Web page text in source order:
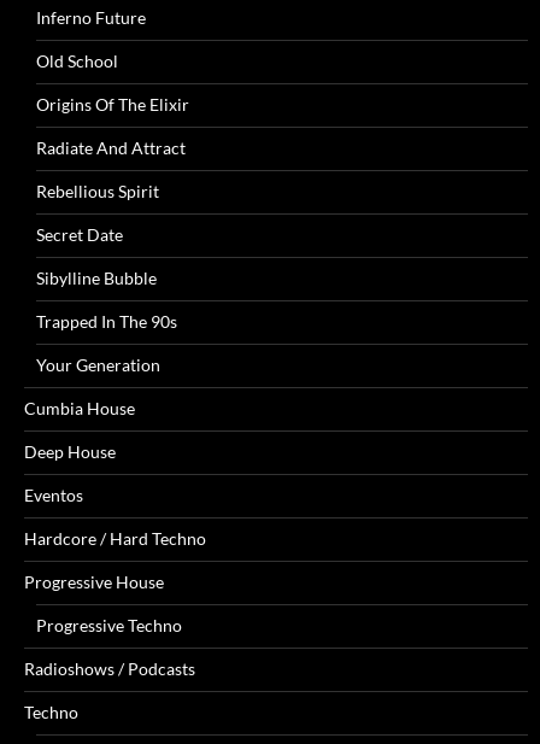
Inferno Future
Old School
Origins Of The Elixir
Radiate And Attract
Rebellious Spirit
Secret Date
Sibylline Bubble
Trapped In The 90s
Your Generation
Cumbia House
Deep House
Eventos
Hardcore / Hard Techno
Progressive House
Progressive Techno
Radioshows / Podcasts
Techno